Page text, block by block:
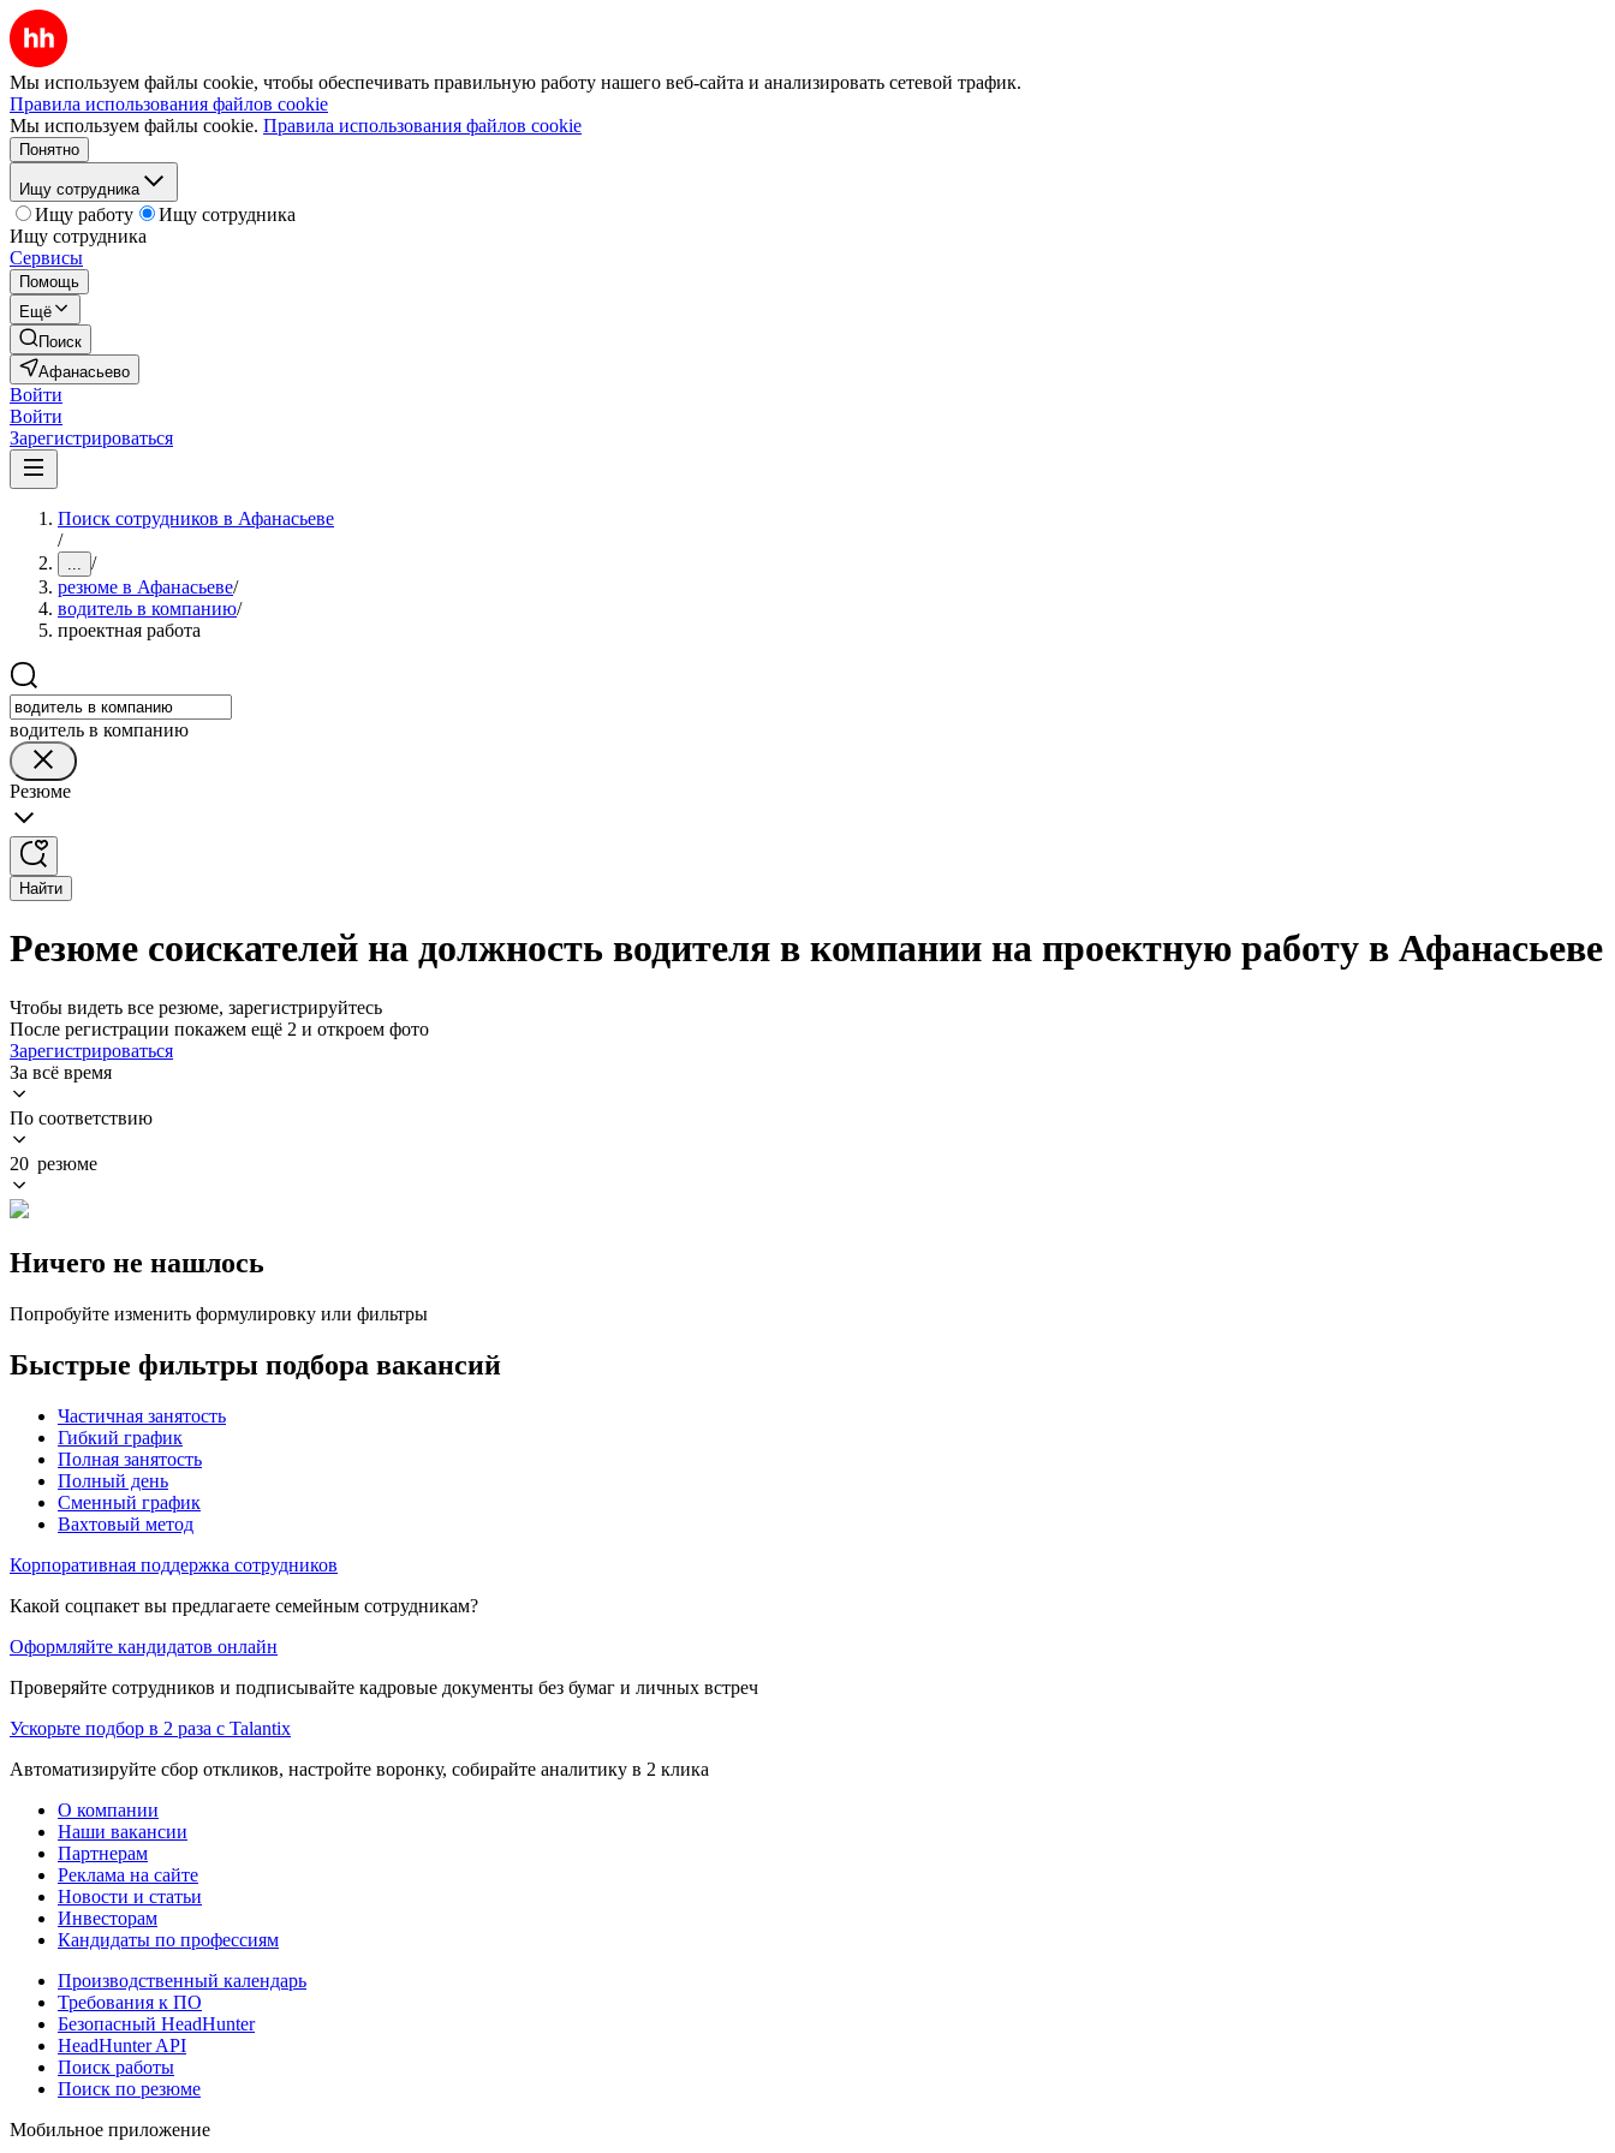
Мы используем файлы cookie, чтобы обеспечивать правильную работу нашего веб-сайта и анализировать сетевой трафик.
Правила использования файлов cookie
Мы используем файлы cookie. Правила использования файлов cookie
Понятно
Ищу сотрудника
Ищу работу
Ищу сотрудника
Ищу сотрудника
Сервисы
Помощь
Ещё
Поиск
Афанасьево
Войти
Войти
Зарегистрироваться
Поиск сотрудников в Афанасьеве
/
... /
резюме в Афанасьеве/
водитель в компанию/
проектная работа
водитель в компанию
Резюме
Найти
Резюме соискателей на должность водителя в компании на проектную работу в Афанасьеве
Чтобы видеть все резюме, зарегистрируйтесь
После регистрации покажем ещё 2 и откроем фото
Зарегистрироваться
За всё время
По соответствию
20 резюме
Ничего не нашлось
Попробуйте изменить формулировку или фильтры
Быстрые фильтры подбора вакансий
Частичная занятость
Гибкий график
Полная занятость
Полный день
Сменный график
Вахтовый метод
Корпоративная поддержка сотрудников
Какой соцпакет вы предлагаете семейным сотрудникам?
Оформляйте кандидатов онлайн
Проверяйте сотрудников и подписывайте кадровые документы без бумаг и личных встреч
Ускорьте подбор в 2 раза с Talantix
Автоматизируйте сбор откликов, настройте воронку, собирайте аналитику в 2 клика
О компании
Наши вакансии
Партнерам
Реклама на сайте
Новости и статьи
Инвесторам
Кандидаты по профессиям
Производственный календарь
Требования к ПО
Безопасный HeadHunter
HeadHunter API
Поиск работы
Поиск по резюме
Мобильное приложение